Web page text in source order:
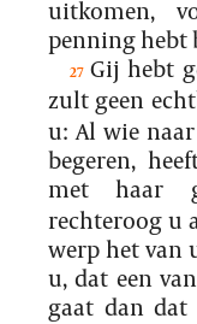
uitkomen,
penning hebt
27 Gij hebt
zult geen
u: Al wie
begeren,
met haar
rechteroog u
werp het van
u, dat een
gaat dan